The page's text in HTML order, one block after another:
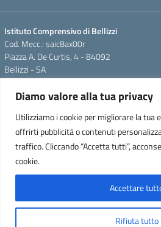
Diamo valore alla tua privacy
Utilizziamo i cookie per migliorare la tua
offrirti pubblicità o contenuti
traffico. Cliccando “Accetta tutti”,
cookie.
Rifiuta tutto
Accettare
Istituto Comprensivo di Bellizzi
Cod. Mecc.: saic8ax00r
Piazza A. De Curtis, 4 - 84092
Bellizzi - SA
Tel. Segreteria: +39 0828/355488;
Fax. +39 0828/355488
pec: saic8ax00r@pec.istruzione.it
Cod.Fisc. 95146350657
Cod.Mecc.:saic8ax00r
C.U.F.E.:UFTARW-Uff_eFatturaPA
Iban.IT 64 F
0837876090000000335473
Concept